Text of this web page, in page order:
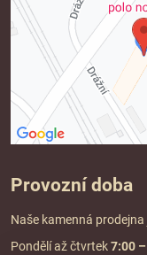
Provozní doba
Naše kamenná
Pondělí až čtvrtek7:00